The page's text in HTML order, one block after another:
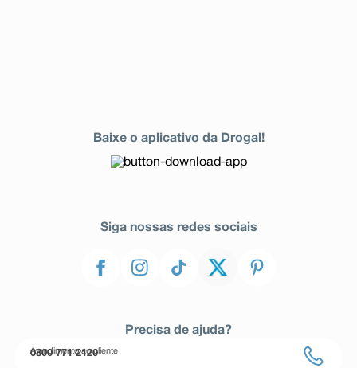
Baixe o aplicativo da Drogal!
Siga nossas redes sociais
Precisa de ajuda?
Atendimento ao cliente
0800 771 2120